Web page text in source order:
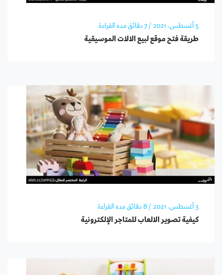
5 أغسطس، 2021 / 7 دقائق مده القراءة
طريقة فتح موقع لبيع الالات الموسيقية
3 أغسطس، 2021 / 8 دقائق مده القراءة
كيفية تصوير الالعاب للمتاجر الإلكترونية